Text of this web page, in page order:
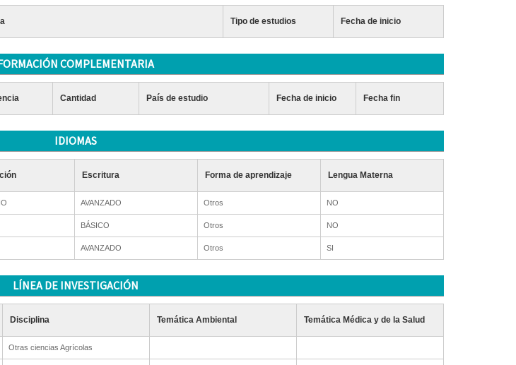
Tipo de estudios Fecha de inicio
COMPLEMENTARIA
Cantidad País de estudio Fecha de inicio Fecha fin
IDIOMAS
Escritura Forma de aprendizaje Lengua Materna
AVANZADO Otros NO
BÁSICO Otros NO
AVANZADO Otros SI
LÍNEA DE INVESTIGACIÓN
Disciplina Temática Ambiental Temática Médica y de la Salud
Otras ciencias Agrícolas